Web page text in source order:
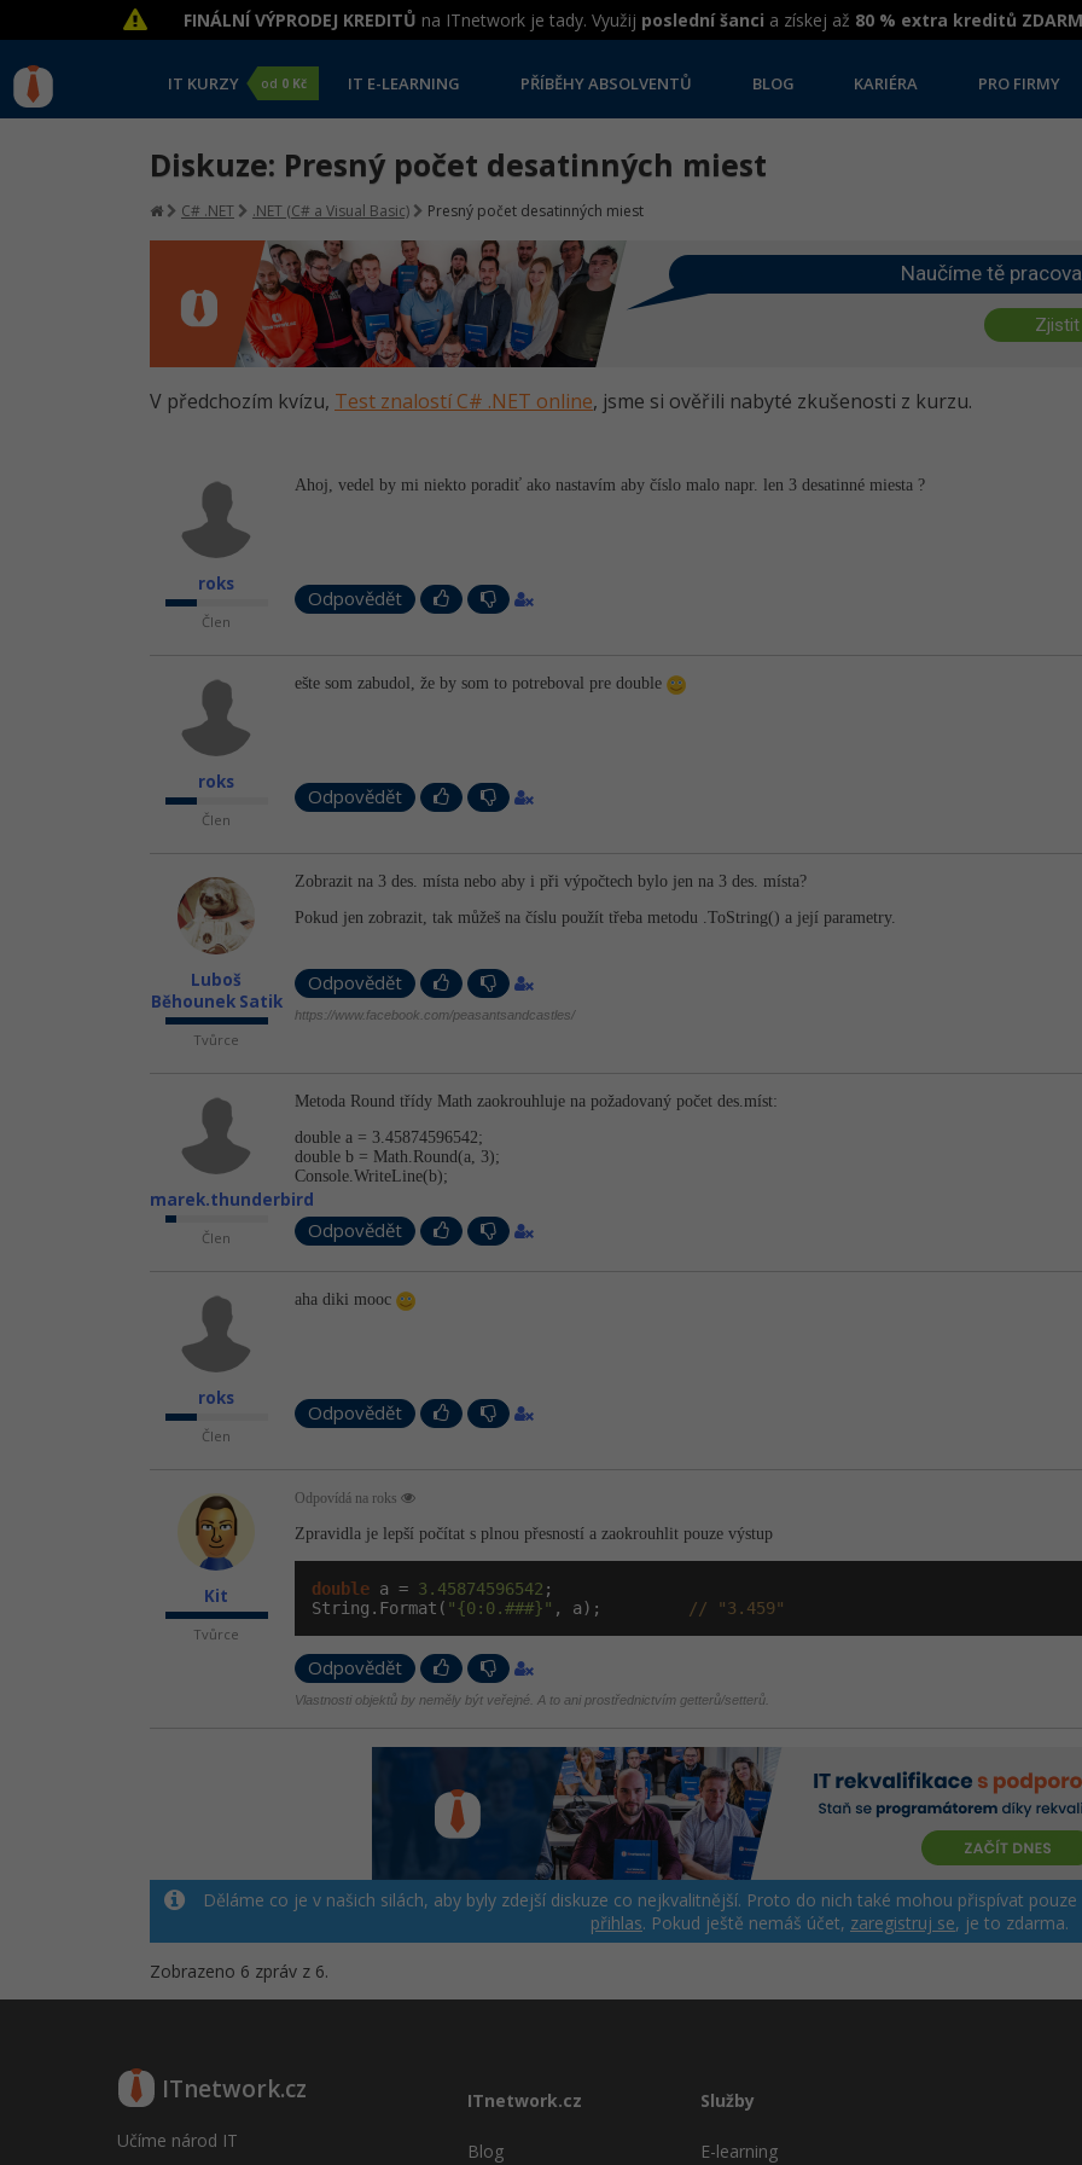
FINÁLNÍ VÝPRODEJ KREDITŮ na ITnetwork je tady. Využij poslední šanci a získej až 80 % extra kreditů
IT KURZY od 0 Kč IT E-LEARNING PŘÍBĚHY ABSOLVENTŮ BLOG KARIÉRA PRO FIRMY
Diskuze: Presný počet desatinných miest
C# .NET .NET (C# a Visual Basic) Presný počet desatinných miest
Naučíme tě
Zjistit
V předchozím kvízu, Test znalostí C# .NET online, jsme si ověřili nabyté zkušenosti z kurzu.
roks
Člen
Ahoj, vedel by mi niekto poradiť ako nastavím aby číslo malo napr. len 3 desatinné miesta ?
Odpovědět
roks
Člen
ešte som zabudol, že by som to potreboval pre double
Odpovědět
Luboš
Běhounek Satik
Tvůrce
Zobrazit na 3 des. místa nebo aby i při výpočtech bylo jen na 3 des. místa?
Pokud jen zobrazit, tak můžeš na číslu použít třeba metodu .ToString() a její parametry.
Odpovědět
https://www.facebook.com/peasantsandcastles/
marek.thunderbird
Člen
Metoda Round třídy Math zaokrouhluje na požadovaný počet des.míst:
double a = 3.45874596542;
double b = Math.Round(a, 3);
Console.Write­Line(b);
Odpovědět
roks
Člen
aha diki mooc
Odpovědět
Kit
Tvůrce
Odpovídá na roks
Zpravidla je lepší počítat s plnou přesností a zaokrouhlit pouze výstup
double a = 3.45874596542 ;
String.Format( "{0:0.###}" , a); // "3.459"
Odpovědět
Vlastnosti objektů by neměly být veřejné. A to ani prostřednictvím getterů/setterů.
Děláme co je v našich silách, aby byly zdejší diskuze co nejkvalitnější. Proto do nich také mohou přispívat
přihlas. Pokud ještě nemáš účet, zaregistruj se, je to zdarma.
Zobrazeno 6 zpráv z 6.
ITnetwork.cz
Učíme národ IT
ITnetwork.cz
Blog
Služby
E-learning